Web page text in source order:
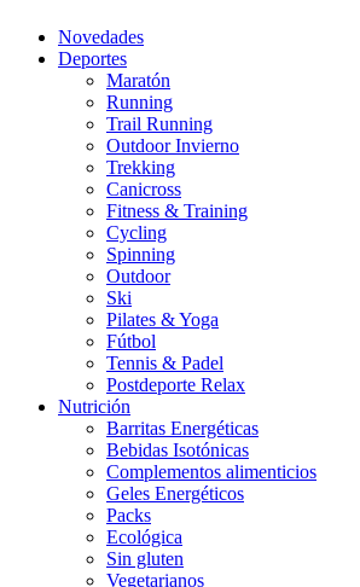
Novedades
Deportes
Maratón
Running
Trail Running
Outdoor Invierno
Trekking
Canicross
Fitness & Training
Cycling
Spinning
Outdoor
Ski
Pilates & Yoga
Fútbol
Tennis & Padel
Postdeporte Relax
Nutrición
Barritas Energéticas
Bebidas Isotónicas
Complementos alimenticios
Geles Energéticos
Packs
Ecológica
Sin gluten
Vegetarianos